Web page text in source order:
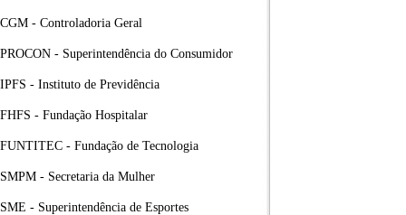
CGM - Controladoria Geral
PROCON - Superintendência do Consumidor
IPFS - Instituto de Previdência
FHFS - Fundação Hospitalar
FUNTITEC - Fundação de Tecnologia
SMPM - Secretaria da Mulher
SME - Superintendência de Esportes